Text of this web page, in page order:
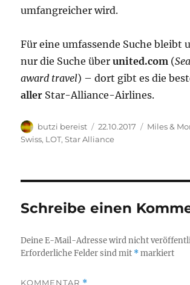
umfangreicher wird.
Für eine umfassende Suche bleibt
nur die Suche überunited.com (
award travel) – dort gibt es die
aller Star-Alliance-Airlines.
Autor
butzi bereist
Veröffentlicht
am
22.10.2017
Miles &
Swiss, LOT,Star Alliance
Schreibe einen
Deine E-Mail-Adresse wird nicht
Erforderliche Felder sind mit *markiert
KOMMENTAR *